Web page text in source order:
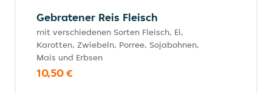
Gebratener Reis Fleisch
mit verschiedenen Sorten Fleisch, Ei,
Karotten, Zwiebeln, Porree, Sojabohnen,
Mais und Erbsen
10,50 €